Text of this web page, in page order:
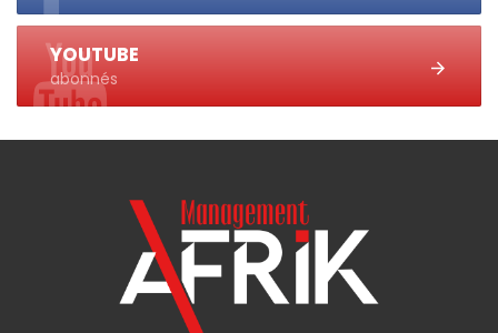
YOUTUBE
abonnés